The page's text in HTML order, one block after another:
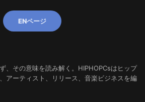
ENページ
、その意味を読み解く。HIPHOPCsはヒップ
アーティスト、リリース、音楽ビジネスを編